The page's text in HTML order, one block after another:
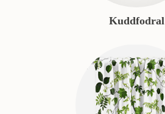
Kuddfodral